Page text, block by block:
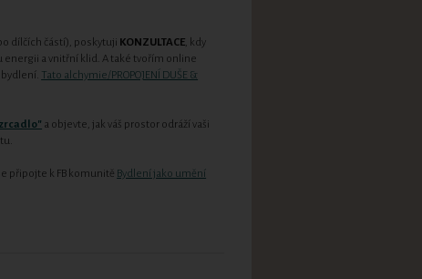
dílčích částí), poskytuji KONZULTACE, kdy
a vnitřní klid. A také tvořím online
Tato alchymie/PROPOJENÍ DUŠE &
a objevte, jak váš prostor odráží vaši
připojte k FB komunitě Bydlení jako umění